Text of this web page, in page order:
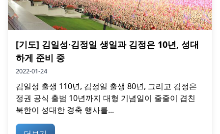
[기도] 김일성·김정일 생일과 김정은 10년, 성대
하게 준비 중
2022-01-24
김일성 출생 110년, 김정일 출생 80년, 그리고 김정은
정권 공식 출범 10년까지 대형 기념일이 줄줄이 겹친
북한이 성대한 경축 행사를...